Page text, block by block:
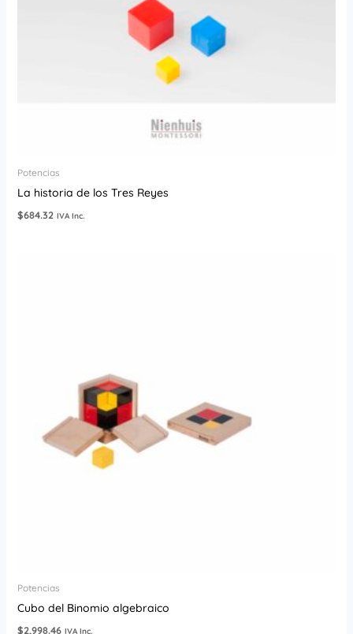
Potencias
La historia de los Tres Reyes
$684.32 IVA Inc.
Potencias
Cubo del Binomio algebraico
$2,998.46 IVA Inc.